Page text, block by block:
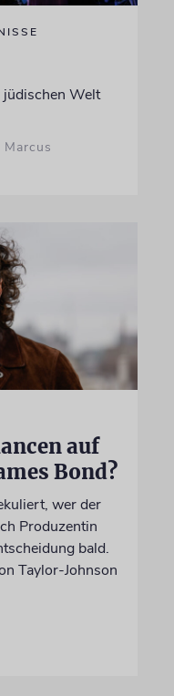
jüdischen Welt
auf
Bond?
wer der
Produzentin
bald.
Taylor-Johnson